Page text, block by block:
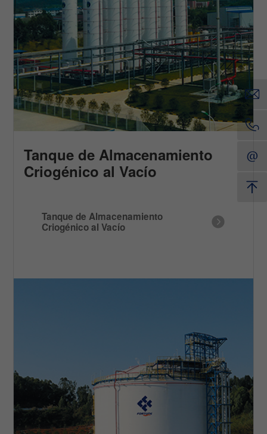
Tanque de Almacenamiento
Criogénico al Vacío
Tanque de Almacenamiento
Criogénico al Vacío